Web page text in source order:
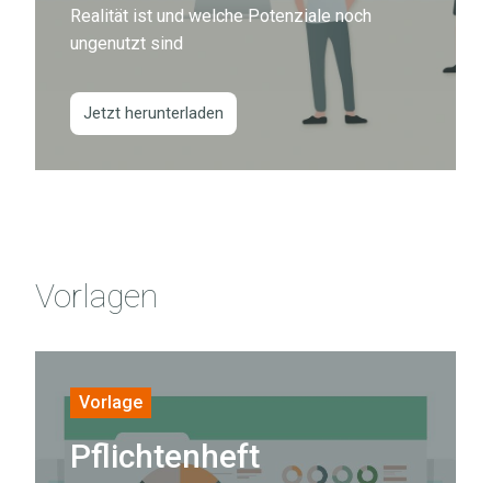
Personalarbeit
Inwiefern
Resources
bereits
welche
Potenziale
noch
ungenutzt
sind
Realität ist und welche Potenziale noch
ungenutzt sind
Jetzt herunterladen
Vorlagen
Digitale
Personalakte
Vorlage
Pflichtenheft